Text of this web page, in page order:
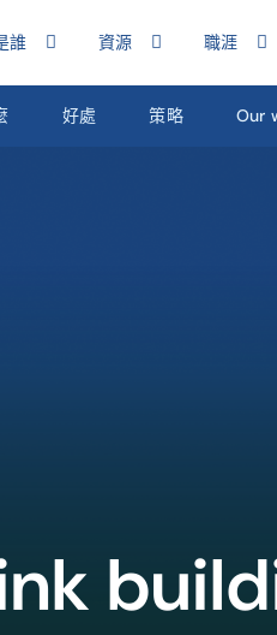
誰 資源 職涯
好處 策略 Our